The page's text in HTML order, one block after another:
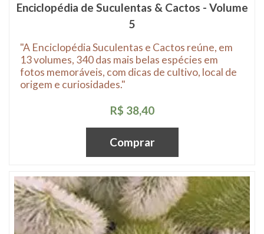
Enciclopédia de Suculentas & Cactos - Volume
5
"A Enciclopédia Suculentas e Cactos reúne, em
13 volumes, 340 das mais belas espécies em
fotos memoráveis, com dicas de cultivo, local de
origem e curiosidades."
R$ 38,40
Comprar